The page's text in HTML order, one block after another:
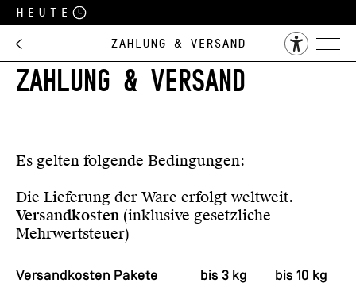
Heute
Zahlung & Versand
ZAHLUNG & VERSAND
Es gelten folgende Bedingungen:
Die Lieferung der Ware erfolgt weltweit.
Versandkosten (inklusive gesetzliche
Mehrwertsteuer)
Versandkosten Pakete bis 3 kg
bis 10 kg